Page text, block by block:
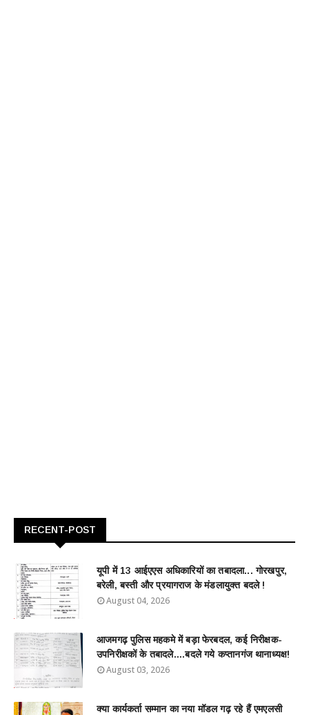
RECENT-POST
यूपी में 13 आईएएस अधिकारियों का तबादला... गोरखपुर,
बरेली, बस्ती और प्रयागराज के मंडलायुक्त बदले !
August 04, 2026
आजमगढ़ पुलिस महकमे में बड़ा फेरबदल, कई निरीक्षक-
उपनिरीक्षकों के तबादले....बदले गये कप्तानगंज थानाध्यक्ष!
August 03, 2026
क्या कार्यकर्ता सम्मान का नया मॉडल गढ़ रहे हैं एमएलसी